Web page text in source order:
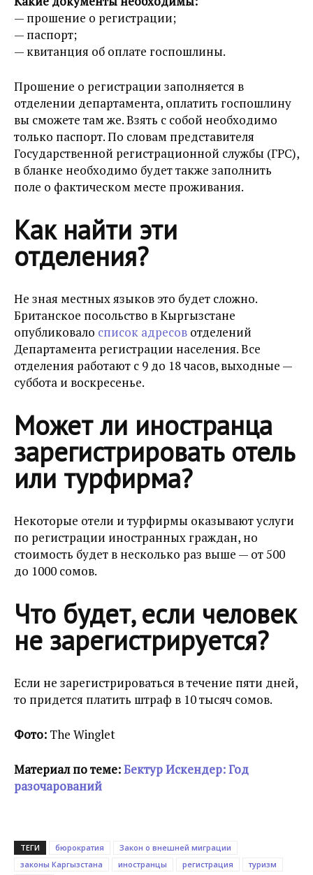
— прошение о регистрации;
— паспорт;
— квитанция об оплате госпошлины.
Прошение о регистрации заполняется в
отделении департамента, оплатить госпошлину
вы сможете там же. Взять с собой необходимо
только паспорт. По словам представителя
Государственной регистрационной службы (ГРС),
в бланке необходимо будет также заполнить
поле о фактическом месте проживания.
Как найти эти
отделения?
Не зная местных языков это будет сложно.
Британское посольство в Кыргызстане
опубликовало список адресов отделений
Департамента регистрации населения. Все
отделения работают с 9 до 18 часов, выходные —
суббота и воскресенье.
Может ли иностранца
зарегистрировать отель
или турфирма?
Некоторые отели и турфирмы оказывают услуги
по регистрации иностранных граждан, но
стоимость будет в несколько раз выше — от 500
до 1000 сомов.
Что будет, если человек
не зарегистрируется?
Если не зарегистрироваться в течение пяти дней,
то придется платить штраф в 10 тысяч сомов.
Фото: The Winglet
Материал по теме:Бектур Искендер: Год
разочарований
ТЕГИ бюрократия
Закон о внешней миграции
законы Каргызстана
иностранцы регистрация
туризм